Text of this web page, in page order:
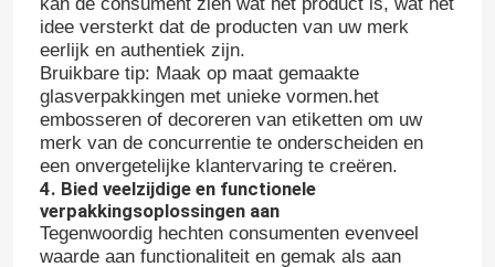
Thuis
Producten
Over ons
idee versterkt dat de producten van uw merk
eerlijk en authentiek zijn.
Bruikbare tip: Maak op maat gemaakte
glasverpakkingen met unieke vormen.het
embosseren of decoreren van etiketten om uw
merk van de concurrentie te onderscheiden en
een onvergetelijke klantervaring te creëren.
4. Bied veelzijdige en functionele
verpakkingsoplossingen aan
Tegenwoordig hechten consumenten evenveel
waarde aan functionaliteit en gemak als aan